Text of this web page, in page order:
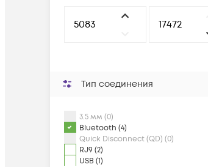
Тип соединения
3.5 мм (0)
Bluetooth (4)
Quick Disconnect (QD) (0)
RJ9 (2)
USB (1)